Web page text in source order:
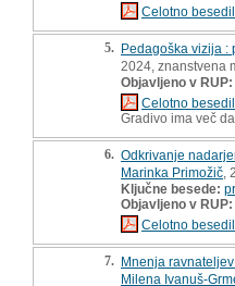
Celotno
5. Pedagoška vizija :
2024, znanstvena
Objavljeno v RUP:
Celotno
Gradivo ima več
6. Odkrivanje
Marinka Primožič
Ključne besede:
Objavljeno v RUP:
Celotno
7. Mnenja
Milena Ivanuš-